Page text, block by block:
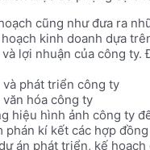
cũng như đưa ra
kinh doanh dựa
lợi nhuận của công
phát triển công ty
hóa công ty
hiệu hình ảnh công ty
kí kết các hợp
án phát triển, kế